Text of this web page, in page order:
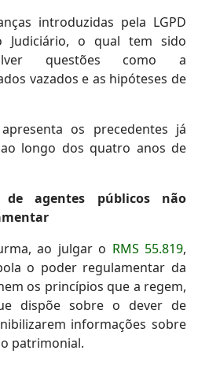
introduzidas pela LGPD
Judiciário, o qual tem sido
questões como a
vazados e as hipóteses de
os precedentes já
ao longo dos quatro anos de
de agentes públicos não
ao julgar o RMS 55.819,
o poder regulamentar da
os princípios que a regem,
dispõe sobre o dever de
informações sobre
patrimonial.